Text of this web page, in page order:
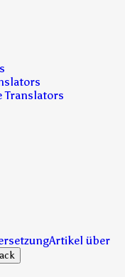
Translators
Artikel über